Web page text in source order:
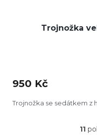
Trojnožka
950 Kč
Trojnožka se sedátkem z
11